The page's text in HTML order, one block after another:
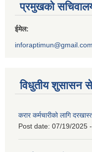
प्रमुखको
ईमेल:
inforaptimun@gmail.com
विधुतीय शुसासन
करार कर्मचारीको लागि
Post date: 07/19/2025